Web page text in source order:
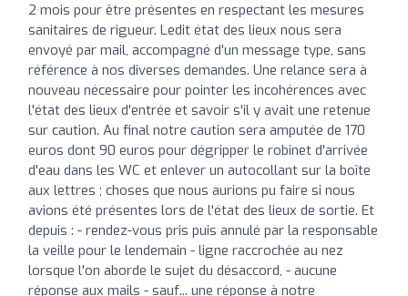
2 mois pour être présentes en respectant les mesures
sanitaires de rigueur. Ledit état des lieux nous sera
envoyé par mail, accompagné d'un message type, sans
référence à nos diverses demandes. Une relance sera à
nouveau nécessaire pour pointer les incohérences avec
l'état des lieux d'entrée et savoir s'il y avait une retenue
sur caution. Au final notre caution sera amputée de 170
euros dont 90 euros pour dégripper le robinet d'arrivée
d'eau dans les WC et enlever un autocollant sur la boîte
aux lettres ; choses que nous aurions pu faire si nous
avions été présentes lors de l'état des lieux de sortie. Et
depuis : - rendez-vous pris puis annulé par la responsable
la veille pour le lendemain - ligne raccrochée au nez
lorsque l'on aborde le sujet du désaccord, - aucune
réponse aux mails - sauf... une réponse à notre